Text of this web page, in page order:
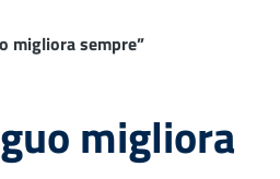
migliora sempre”
migliora